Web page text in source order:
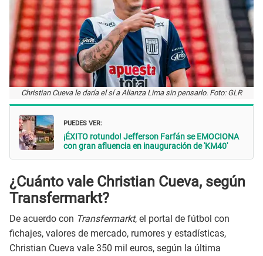
Christian Cueva le daría el sí a Alianza Lima sin pensarlo. Foto: GLR
PUEDES VER:
¡ÉXITO rotundo! Jefferson Farfán se EMOCIONA
con gran afluencia en inauguración de 'KM40'
¿Cuánto vale Christian Cueva, según
Transfermarkt?
De acuerdo con Transfermarkt, el portal de fútbol con
fichajes, valores de mercado, rumores y estadísticas,
Christian Cueva vale 350 mil euros, según la última